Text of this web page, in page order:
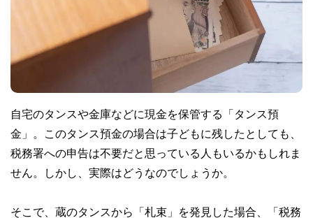
自宅のタンスや金庫などに現金を保管する「タンス預
金」。このタンス預金の場合は子どもに残したとしても、
税務署への申告は不要だと思っている人もいるかもしれま
せん。しかし、実際はどうなのでしょうか。
そこで、蔵のタンスから「札束」を発見した場合、「税務